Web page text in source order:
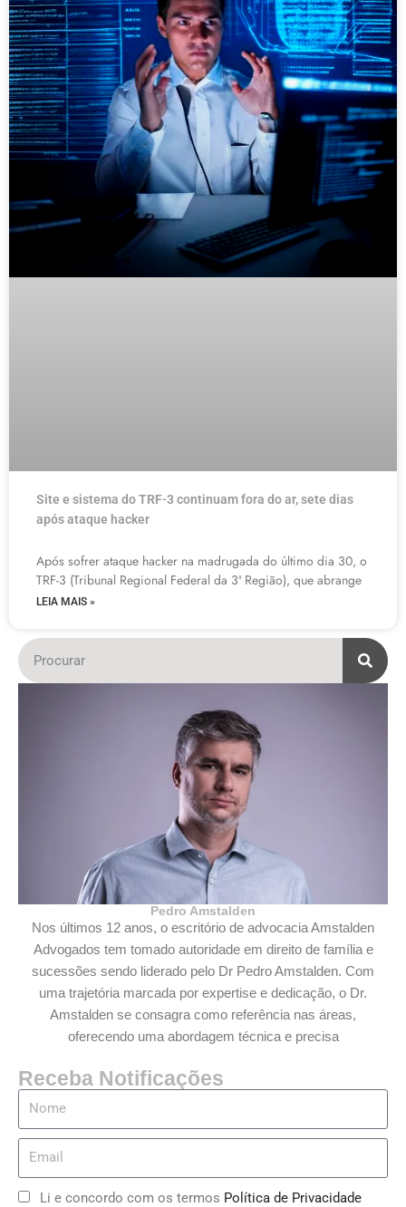
Site e sistema do TRF-3 continuam fora do ar, sete dias
após ataque hacker
Após sofrer ataque hacker na madrugada do último dia 30, o
TRF-3 (Tribunal Regional Federal da 3ª Região), que abrange
LEIA MAIS »
Pedro Amstalden
Nos últimos 12 anos, o escritório de advocacia Amstalden
Advogados tem tomado autoridade em direito de família e
sucessões sendo liderado pelo Dr Pedro Amstalden. Com
uma trajetória marcada por expertise e dedicação, o Dr.
Amstalden se consagra como referência nas áreas,
oferecendo uma abordagem técnica e precisa
Receba Notificações
Li e concordo com os termos Política de Privacidade